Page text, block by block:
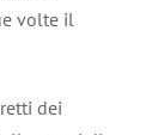
volte il
dei